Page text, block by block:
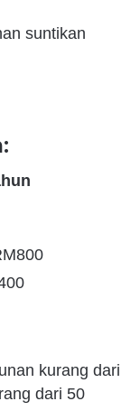
suntikan
kurang dari
dari 50